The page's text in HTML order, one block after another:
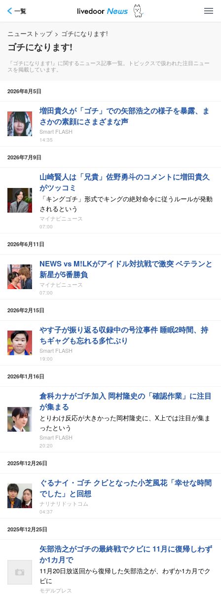
一覧
ニューストップ > ゴチになります!
ゴチになります!
『ゴチになります!』に関するニュース記事一覧。トピックスで扱われた注目ニュー
スを掲載しています。
2026年8月5日
増田貴久が「ゴチ」での矢部浩之の様子を暴露、ま
さかの素顔にさまざまな声
Smart FLASH
14:35
2026年7月9日
山崎賢人は「兄貴」佐野勇斗のコメントに増田貴久
がツッコミ
「キングゴチ」形式でキングの絶対命令に従うルールが発動
されるという
マイナビニュース
07:00
2026年6月11日
NEWS vs M!LKがアイドル対抗戦で激突 ベテランと
新星が5番勝負
マイナビニュース
07:00
2026年2月15日
やす子が振り返る収録中の号泣事件 睡眠2時間、持
ちギャグも忘れる多忙ぶり
Smart FLASH
19:00
2026年1月16日
倉科カナがゴチ加入 岡村隆史の「確認作業」に注目
が集まる
とりわけ反応が大きかった岡村隆史に、X上では注目が集ま
ったという
Smart FLASH
20:20
2025年12月26日
ぐるナイ・ゴチ クビとなった小芝風花「幸せな時間
でした」と回想
ナリナリドットコム
04:37
2025年12月25日
矢部浩之がゴチの最終戦でクビに 11月に復帰しわず
か1カ月で
11月20日放送回から復帰した矢部浩之が、わずか1カ月でク
ビに
モデルプレス